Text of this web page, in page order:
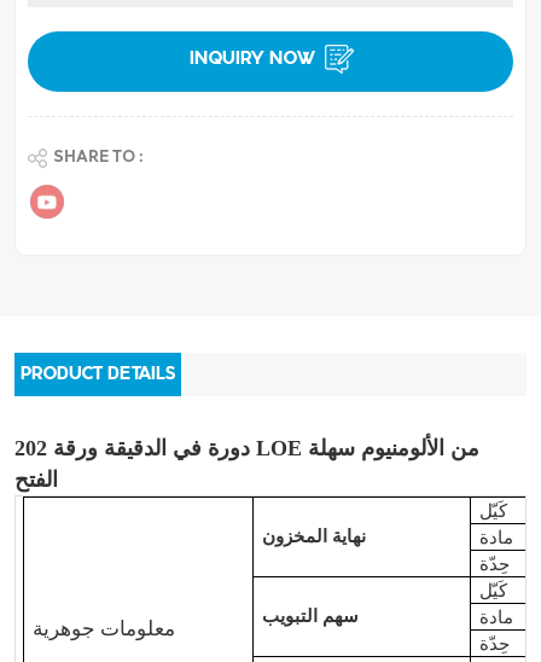
INQUIRY NOW
SHARE TO :
PRODUCT DETAILS
202 دورة في الدقيقة ورقة LOE من الألومنيوم سهلة
الفتح
معلومات جوهرية
نهاية المخزون
كَيّل
مادة
حِدّة
سهم التبويب
كَيّل
مادة
حِدّة